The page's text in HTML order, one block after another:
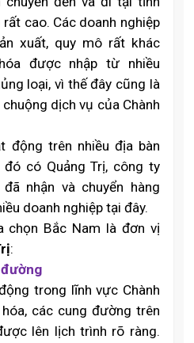
cao. Các doanh nghiệp
xuất, quy mô rất khác
được nhập từ nhiều
loại, vì thế đây cũng là
dịch vụ của Chành
động trên nhiều địa bàn
có Quảng Trị, công ty
nhận và chuyển hàng
doanh nghiệp tại đây.
chọn Bắc Nam là đơn vị
:
trong lĩnh vực Chành
các cung đường trên
lên lịch trình rõ ràng.